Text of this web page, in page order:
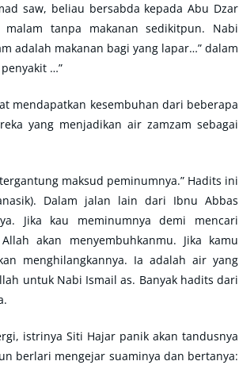
saw, beliau bersabda kepada Abu Dzar
tanpa makanan sedikitpun. Nabi
adalah makanan bagi yang lapar…” dalam
…”
mendapatkan kesembuhan dari beberapa
yang menjadikan air zamzam sebagai
maksud peminumnya.” Hadits ini
Dalam jalan lain dari Ibnu Abbas
Jika kau meminumnya demi mencari
akan menyembuhkanmu. Jika kamu
menghilangkannya. Ia adalah air yang
untuk Nabi Ismail as. Banyak hadits dari
istrinya Siti Hajar panik akan tandusnya
berlari mengejar suaminya dan bertanya: